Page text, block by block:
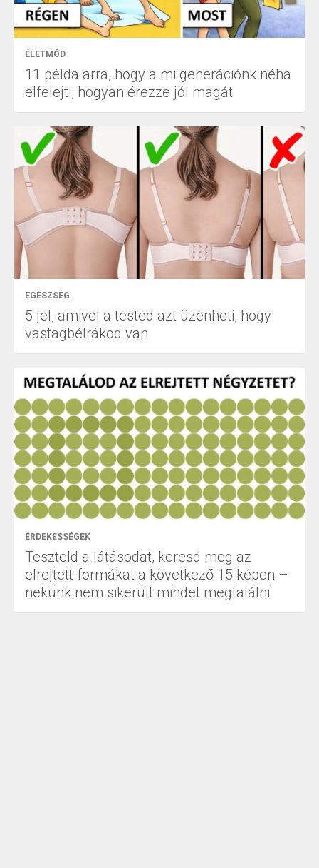
ÉLETMÓD
11 példa arra, hogy a mi generációnk néha
elfelejti, hogyan érezze jól magát
EGÉSZSÉG
5 jel, amivel a tested azt üzenheti, hogy
vastagbélrákod van
ÉRDEKESSÉGEK
Teszteld a látásodat, keresd meg az
elrejtett formákat a következő 15 képen –
nekünk nem sikerült mindet megtalálni